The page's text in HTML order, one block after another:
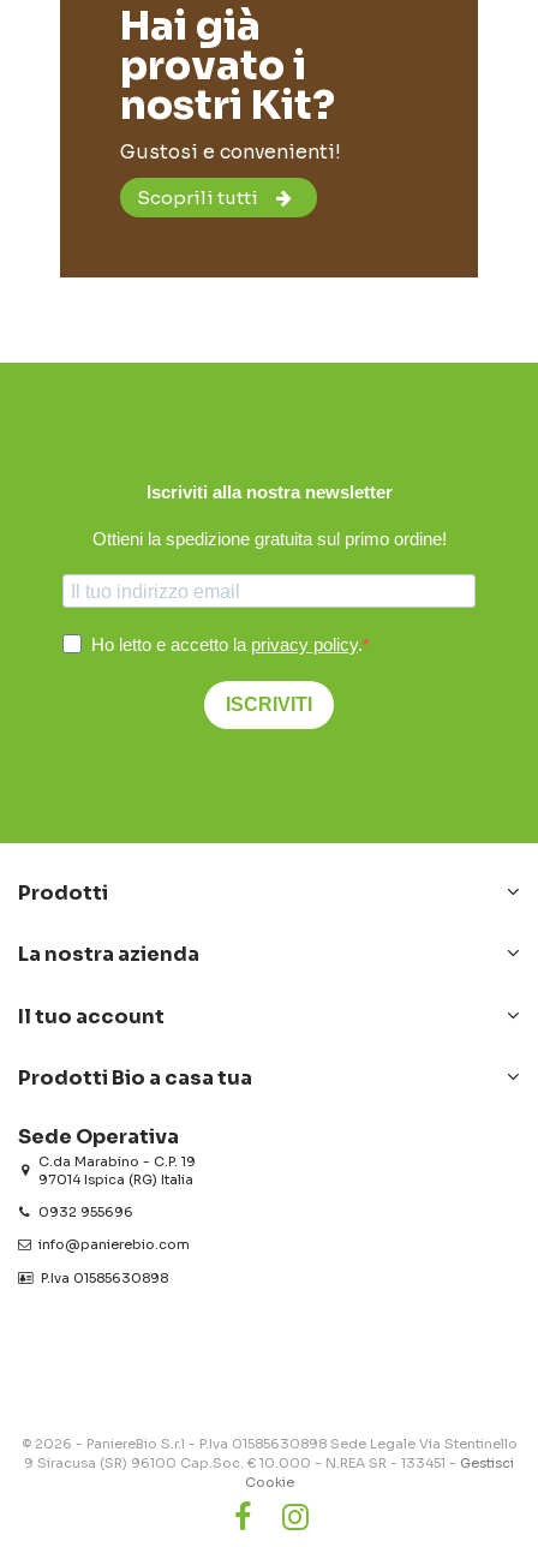
Hai già
provato i
nostri Kit?
Gustosi e convenienti!
Scoprili tutti
Iscriviti alla nostra newsletter
Ottieni la spedizione gratuita sul primo ordine!
Ho letto e accetto la privacy policy.
ISCRIVITI
Prodotti
La nostra azienda
Il tuo account
Prodotti Bio a casa tua
Sede Operativa
C.da Marabino - C.P. 19
97014 Ispica (RG) Italia
0932 955696
info@panierebio.com
‎‎‎‎‎ P.Iva 01585630898
© 2026 - PaniereBio S.r.l - P.Iva 01585630898 Sede Legale Via Stentinello
9 Siracusa (SR) 96100 Cap.Soc. € 10.000 - N.REA SR - 133451 - Gestisci
Cookie